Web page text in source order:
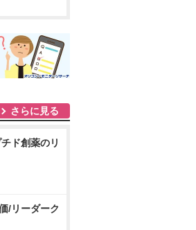
さらに見る
ド創薬のリ
/リーダーク